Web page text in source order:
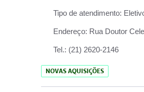
Tipo de atendimento:
Endereço: Rua Doutor
Tel.: (21) 2620-2146
NOVAS AQUISIÇÕES